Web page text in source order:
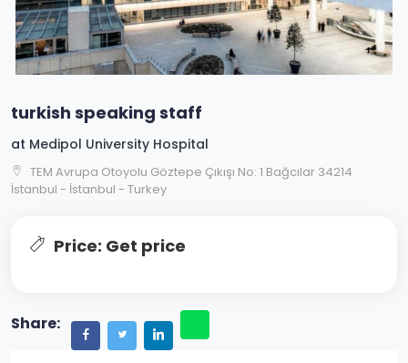
turkish speaking staff
at Medipol University Hospital
TEM Avrupa Otoyolu Göztepe Çıkışı No: 1 Bağcılar 34214
İstanbul - İstanbul - Turkey
Price: Get price
Share: